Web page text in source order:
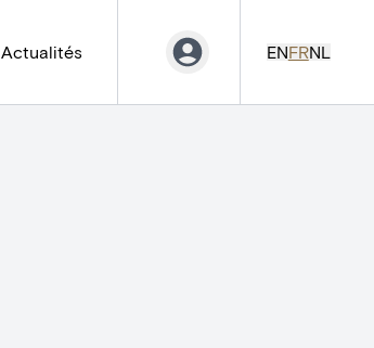
Actualités ENFRNL